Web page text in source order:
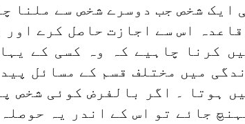
ایک شخص جب دوسرے شخص سے ملنا
اس سے اجازت حاصل کرے
کرنا چاہیے کہ وہ کسی کے
میں مختلف قسم کے مسائل
ہوتا ۔ اگر بالفرض کوئی شخص
جائے تو اس کے اندر یہ